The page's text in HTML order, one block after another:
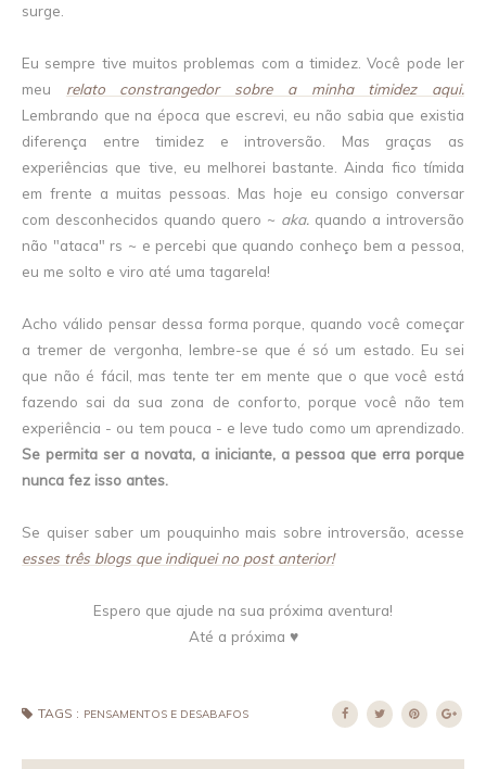
surge.
Eu sempre tive muitos problemas com a timidez. Você pode ler
meu relato constrangedor sobre a minha timidez aqui.
Lembrando que na época que escrevi, eu não sabia que existia
diferença entre timidez e introversão. Mas graças as
experiências que tive, eu melhorei bastante. Ainda fico tímida
em frente a muitas pessoas. Mas hoje eu consigo conversar
com desconhecidos quando quero ~ aka.quando a introversão
não "ataca" rs ~ e percebi que quando conheço bem a pessoa,
eu me solto e viro até uma tagarela!
Acho válido pensar dessa forma porque, quando você começar
a tremer de vergonha, lembre-se que é só um estado. Eu sei
que não é fácil, mas tente ter em mente que o que você está
fazendo sai da sua zona de conforto, porque você não tem
experiência - ou tem pouca - e leve tudo como um aprendizado.
Se permita ser a novata, a iniciante, a pessoa que erra porque
nunca fez isso antes.
Se quiser saber um pouquinho mais sobre introversão, acesse
esses três blogs que indiquei no post anterior!
Espero que ajude na sua próxima aventura!
Até a próxima ♥
TAGS : PENSAMENTOS E DESABAFOS